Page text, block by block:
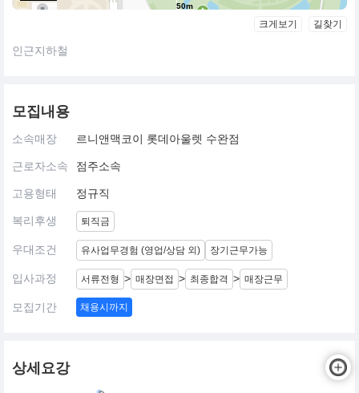
50m
크게보기 길찾기
인근지하철
모집내용
소속매장 르니앤맥코이 롯데아울렛 수완점
근로자소속 점주소속
고용형태 정규직
복리후생 퇴직금
우대조건 유사업무경험 (영업/상담 외) 장기근무가능
입사과정 서류전형 > 매장면접 > 최종합격 > 매장근무
모집기간 채용시까지
상세요강